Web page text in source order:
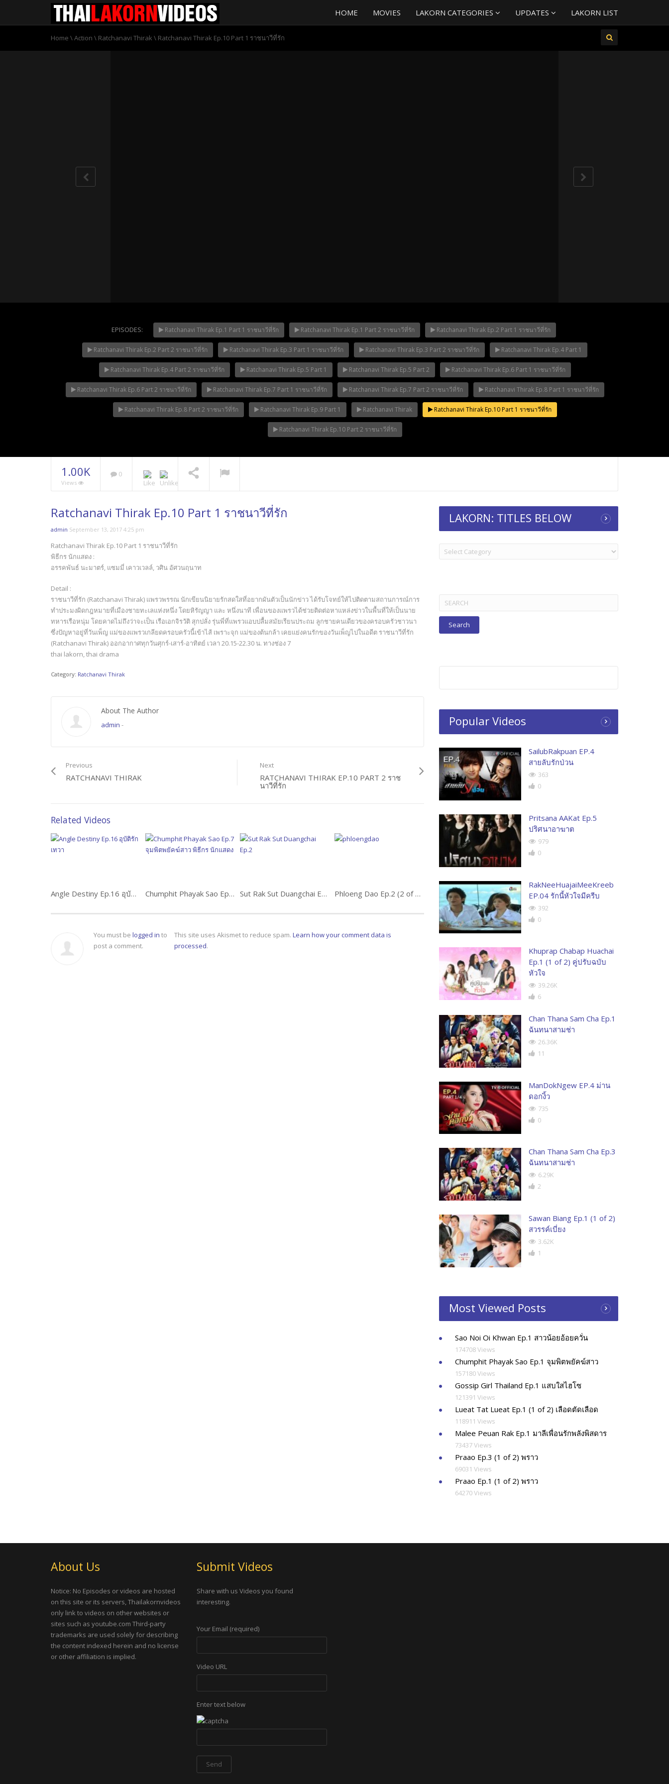
HOME MOVIES LAKORN CATEGORIES UPDATES LAKORN LIST
Home \Action \ Ratchanavi Thirak \ Ratchanavi Thirak Ep.10 Part 1 ราชนาวีที่รัก
NOW PLAYING Mani Nakha Ep.13 Mani Nakha Ep.12
EPISODES: Ratchanavi Thirak Ep.1 Part 1 ราชนาวีที่รัก Ratchanavi Thirak Ep.1 Part 2 ราชนาวีที่รัก Ratchanavi Thirak Ep.2 Part 1 ราชนาวีที่รัก
Ratchanavi Thirak Ep.2 Part 2 ราชนาวีที่รัก Ratchanavi Thirak Ep.3 Part 1 ราชนาวีที่รัก Ratchanavi Thirak Ep.3 Part 2 ราชนาวีที่รัก Ratchanavi Thirak Ep.4 Part 1
Ratchanavi Thirak Ep.4 Part 2 ราชนาวีที่รัก Ratchanavi Thirak Ep.5 Part 1 Ratchanavi Thirak Ep.5 Part 2 Ratchanavi Thirak Ep.6 Part 1 ราชนาวีที่รัก
Ratchanavi Thirak Ep.6 Part 2 ราชนาวีที่รัก Ratchanavi Thirak Ep.7 Part 1 ราชนาวีที่รัก Ratchanavi Thirak Ep.7 Part 2 ราชนาวีที่รัก Ratchanavi Thirak Ep.8 Part 1 ราชนาวีที่รัก
Ratchanavi Thirak Ep.8 Part 2 ราชนาวีที่รัก Ratchanavi Thirak Ep.9 Part 1 Ratchanavi Thirak Ratchanavi Thirak Ep.10 Part 1 ราชนาวีที่รัก
Ratchanavi Thirak Ep.10 Part 2 ราชนาวีที่รัก
1.00K
Views
0
Ratchanavi Thirak Ep.10 Part 1 ราชนาวีที่รัก
admin September 13, 2017 4:25 pm
Ratchanavi Thirak Ep.10 Part 1 ราชนาวีที่รัก
พิธีกร นักแสดง :
อรรคพันธ์ นะมาตร์, แซมมี่ เคาวเวลล์, วศิน อัศวนฤนาท
Detail :
ราชนาวีที่รัก (Ratchanavi Thirak) แพรวพรรณ นักเขียนนิยายรักสดใสที่อยากผันตัวเป็นนักข่าว ได้รับโจทย์ให้ไปติดตามสถานการณ์การ
ทำประมงผิดกฎหมายที่เมืองชายทะเลแห่งหนึ่ง โดยหิรัญญา และ หนึ่งนาที เพื่อนของแพรวได้ช่วยติดต่อหาแหล่งข่าวในพื้นที่ให้เป็นนาย
ทหารเรือหนุ่ม โดยคาดไม่ถึงว่าจะเป็น เรือเอกจิรวัติ สุกปลั่ง รุ่นพี่ที่แพรวแอบปลื้มสมัยเรียนประถม ลูกชายคนเดียวของครอบครัวชาวนา
ซึ่งปัญหาอยู่ที่วันเพ็ญ แม่ของแพรวเกลียดครอบครัวนี้เข้าไส้ เพราะจุก แม่ของต้นกล้า เคยแย่งคนรักของวันเพ็ญไปในอดีต ราชนาวีที่รัก
(Ratchanavi Thirak) ออกอากาศทุกวันศุกร์-เสาร์-อาทิตย์ เวลา 20.15-22.30 น. ทางช่อง 7
thai lakorn, thai drama
Category: Ratchanavi Thirak
About The Author
admin -
Previous
RATCHANAVI THIRAK
Next
RATCHANAVI THIRAK EP.10 PART 2 ราช
นาวีที่รัก
Related Videos
Angle Destiny Ep.16 อุบัติรักเทวา Chumphit Phayak Sao Ep.10 จุมพิตพยัคฆ์สาว พิธีกร นักแสดง Sut Rak Sut Duangchai Ep.2 Phloeng Dao Ep.2 (2 of 2) เพลิงดาว
You must be logged in to
post a comment.
This site uses Akismet to reduce spam. Learn how your comment data is
processed.
LAKORN: TITLES BELOW
LAKORN:
TITLES
Search
for:
Popular Videos
SailubRakpuan EP.4
สายลับรักป่วน
363
0
Pritsana AAKat Ep.5
ปริศนาอาฆาต
979
0
RakNeeHuajaiMeeKreeb
EP.04 รักนี้หัวใจมีครีบ
392
0
Khuprap Chabap Huachai
Ep.1 (1 of 2) คู่ปรับฉบับ
หัวใจ
39.26K
6
Chan Thana Sam Cha Ep.1
ฉันทนาสามช่า
26.36K
11
ManDokNgew EP.4 ม่าน
ดอกงิ้ว
735
0
Chan Thana Sam Cha Ep.3
ฉันทนาสามช่า
6.29K
2
Sawan Biang Ep.1 (1 of 2)
สวรรค์เบี่ยง
3.62K
1
Most Viewed Posts
Sao Noi Oi Khwan Ep.1 สาวน้อยอ้อยควั่น
174708 Views
Chumphit Phayak Sao Ep.1 จุมพิตพยัคฆ์สาว
157180 Views
Gossip Girl Thailand Ep.1 แสบใสไฮโซ
121391 Views
Lueat Tat Lueat Ep.1 (1 of 2) เลือดตัดเลือด
118911 Views
Malee Peuan Rak Ep.1 มาลีเพื่อนรักพลังพิสดาร
73437 Views
Praao Ep.3 (1 of 2) พราว
69031 Views
Praao Ep.1 (1 of 2) พราว
64270 Views
About Us
Notice: No Episodes or videos are hosted
on this site or its servers, Thailakornvideos
only link to videos on other websites or
sites such as youtube.com Third-party
trademarks are used solely for describing
the content indexed herein and no license
or other affiliation is implied.
Submit Videos
Share with us Videos you found
interesting.
Your Email (required)
Video URL
Enter text below